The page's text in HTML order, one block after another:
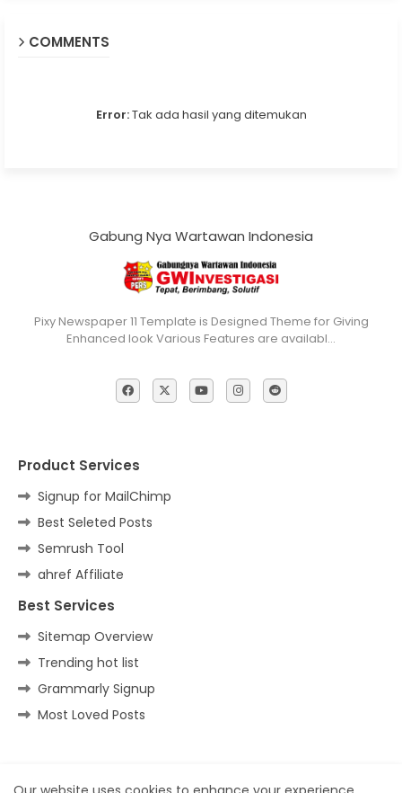
COMMENTS
Error:Tak ada hasil yang ditemukan
Gabung Nya Wartawan Indonesia
Pixy Newspaper 11 Template is Designed Theme for Giving
Enhanced look Various Features are availabl…
Product Services
Signup for MailChimp
Best Seleted Posts
Semrush Tool
ahref Affiliate
Best Services
Sitemap Overview
Trending hot list
Grammarly Signup
Most Loved Posts
Home Contact us Privacy Policy